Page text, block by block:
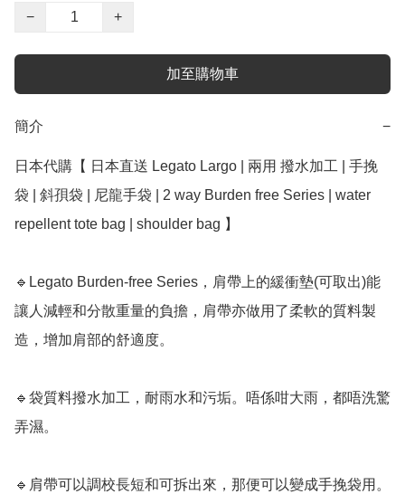
−
+
加至購物車
簡介 −
日本代購【 日本直送 Legato Largo | 兩用 撥水加工 | 手挽
袋 | 斜孭袋 | 尼龍手袋 | 2 way Burden free Series | water
repellent tote bag | shoulder bag 】
🔹Legato Burden-free Series，肩帶上的緩衝墊(可取出)能
讓人減輕和分散重量的負擔，肩帶亦做用了柔軟的質料製
造，增加肩部的舒適度。
🔹袋質料撥水加工，耐雨水和污垢。唔係咁大雨，都唔洗驚
弄濕。
🔹肩帶可以調校長短和可拆出來，那便可以變成手挽袋用。